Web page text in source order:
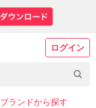
ログイン
ブランドから探す